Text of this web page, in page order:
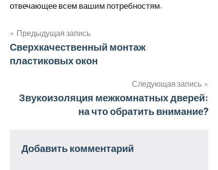
отвечающее всем вашим потребностям.
Навигация
по
Предыдущая запись
Сверхкачественный монтаж
пластиковых окон
Следующая запись
Звукоизоляция межкомнатных дверей:
на что обратить внимание?
Добавить комментарий